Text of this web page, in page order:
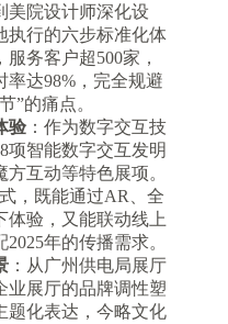
美院设计师深化设
执行的六步标准化体
务客户超500家，
率达98%，完全规避
”的痛点。
验 ：作为数字交互技
项智能数字交互发明
互动等特色展项。
，既能通过AR、全
体验，又能联动线上
年的传播需求。
：从广州供电局展厅
业展厅的品牌调性塑
题化表达，今略文化